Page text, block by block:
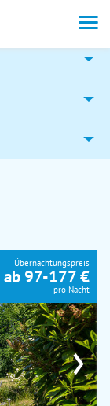
›
Übernachtungspreis
ab 97-177 €
pro Nacht